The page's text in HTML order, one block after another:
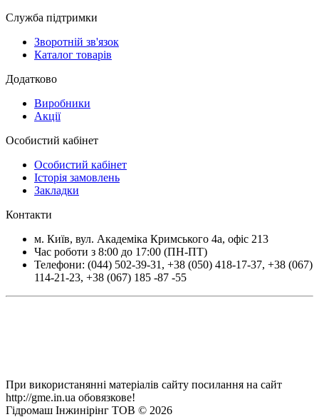
Служба підтримки
Зворотній зв'язок
Каталог товарів
Додатково
Виробники
Акції
Особистий кабінет
Особистий кабінет
Історія замовлень
Закладки
Контакти
м. Київ, вул. Академіка Кримського 4а, офіс 213
Час роботи з 8:00 до 17:00 (ПН-ПТ)
Телефони: (044) 502-39-31 , +38 (050) 418-17-37, +38 (067)
114-21-23, +38 (067) 185 -87 -55
При використанянні матеріалів сайту посилання на сайт
http://gme.in.ua обовязкове!
Гідромаш Інжинірінг ТОВ © 2026